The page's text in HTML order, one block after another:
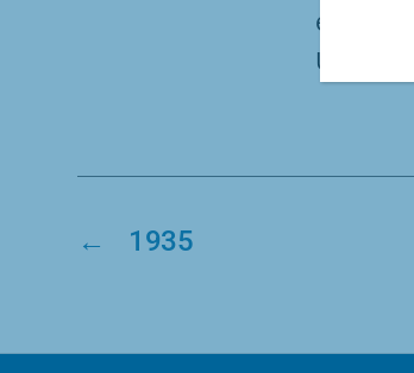
← 1935